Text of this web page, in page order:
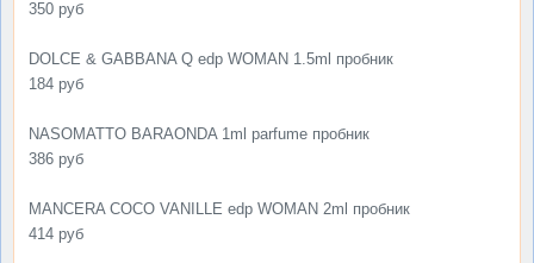
350 руб
DOLCE & GABBANA Q edp WOMAN 1.5ml пробник
184 руб
NASOMATTO BARAONDA 1ml parfume пробник
386 руб
MANCERA COCO VANILLE edp WOMAN 2ml пробник
414 руб